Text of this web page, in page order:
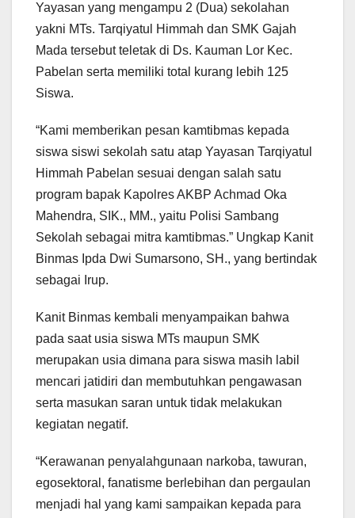
Yayasan yang mengampu 2 (Dua) sekolahan
yakni MTs. Tarqiyatul Himmah dan SMK Gajah
Mada tersebut teletak di Ds. Kauman Lor Kec.
Pabelan serta memiliki total kurang lebih 125
Siswa.
“Kami memberikan pesan kamtibmas kepada
siswa siswi sekolah satu atap Yayasan Tarqiyatul
Himmah Pabelan sesuai dengan salah satu
program bapak Kapolres AKBP Achmad Oka
Mahendra, SIK., MM., yaitu Polisi Sambang
Sekolah sebagai mitra kamtibmas.” Ungkap Kanit
Binmas Ipda Dwi Sumarsono, SH., yang bertindak
sebagai Irup.
Kanit Binmas kembali menyampaikan bahwa
pada saat usia siswa MTs maupun SMK
merupakan usia dimana para siswa masih labil
mencari jatidiri dan membutuhkan pengawasan
serta masukan saran untuk tidak melakukan
kegiatan negatif.
“Kerawanan penyalahgunaan narkoba, tawuran,
egosektoral, fanatisme berlebihan dan pergaulan
menjadi hal yang kami sampaikan kepada para